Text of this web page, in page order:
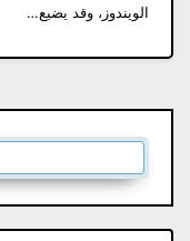
الويندوز، وقد يضيع…